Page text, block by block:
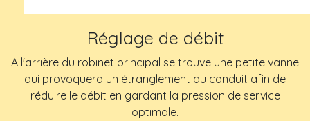
Réglage de débit
A l'arrière du robinet principal se trouve une petite vanne
qui provoquera un étranglement du conduit afin de
réduire le débit en gardant la pression de service
optimale.